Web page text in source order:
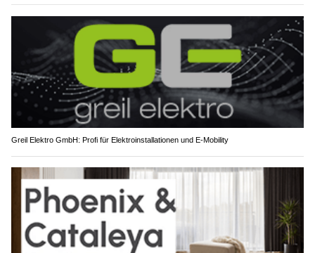
Greil Elektro GmbH: Profi für Elektroinstallationen und E-Mobility